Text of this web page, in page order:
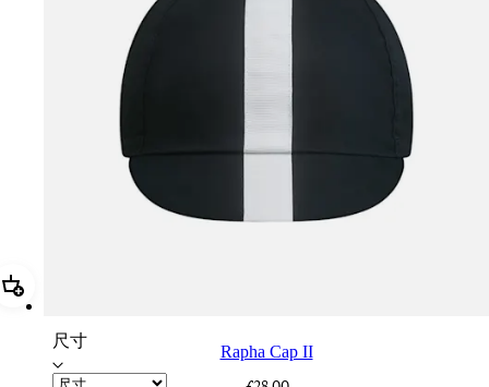
加進購物籃 Rapha Cap II
尺寸
Rapha Cap II